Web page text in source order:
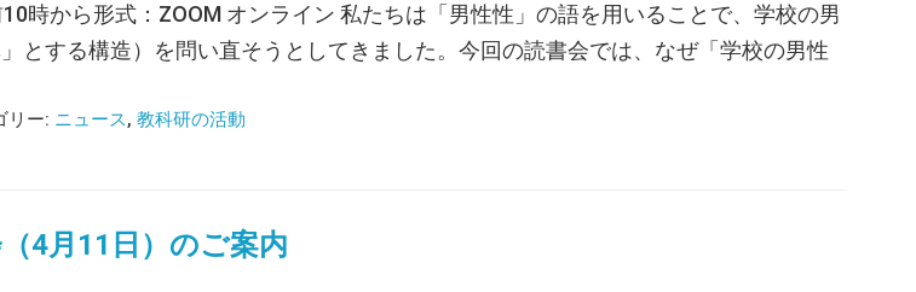
時から形式：ZOOM オンライン 私たちは「男性性」の語を用いることで、学校の男
とする構造）を問い直そうとしてきました。今回の読書会では、なぜ「学校の男性
リー: ニュース, 教科研の活動
（4月11日）のご案内